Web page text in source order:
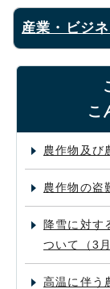
産業・ビジ
こ
農作物及び
農作物の盗
降雪に対す
ついて（3
高温に伴う